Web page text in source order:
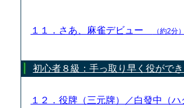
１１．さあ、麻雀デビュー （約2分）
初心者８級：手っ取り早く役がで
１２．役牌（三元牌）／白發中（ハ